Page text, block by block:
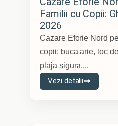
Familii cu Copii:
2026
Cazare Eforie Nord
copii: bucatarie, loc
plaja sigura....
Vezi detalii